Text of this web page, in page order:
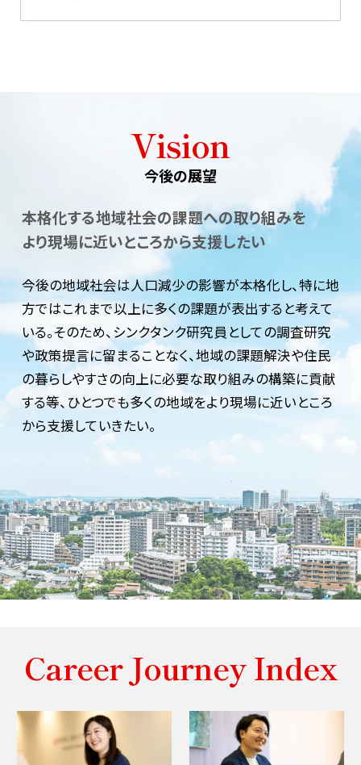
Vision
今後の展望
本格化する地域社会の課題への取り組みを
より現場に近いところから支援したい
今後の地域社会は人口減少の影響が本格化し、特に地
方ではこれまで以上に多くの課題が表出すると考えて
いる。そのため、シンクタンク研究員としての調査研究
や政策提言に留まることなく、地域の課題解決や住民
の暮らしやすさの向上に必要な取り組みの構築に貢献
する等、ひとつでも多くの地域をより現場に近いところ
から支援していきたい。
Career Journey Index